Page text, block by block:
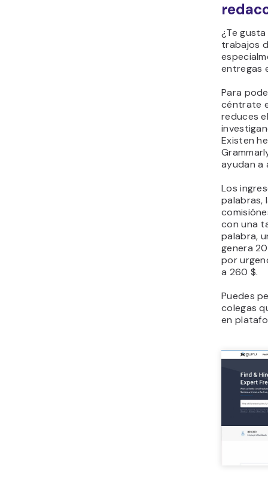
¿Te
trabajos
entregas
Para
céntrate
reduces
Existen
ayudan a
Los
palabras,
con una
palabra,
genera
por
a 260 $.
Puedes
colegas
en